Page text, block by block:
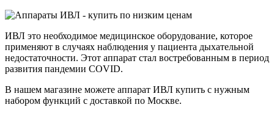
ИВЛ это необходимое медицинское оборудование, которое
применяют в случаях наблюдения у пациента дыхательной
недостаточности. Этот аппарат стал востребованным в период
развития пандемии COVID.
В нашем магазине можете аппарат ИВЛ купить с нужным
набором функций с доставкой по Москве.